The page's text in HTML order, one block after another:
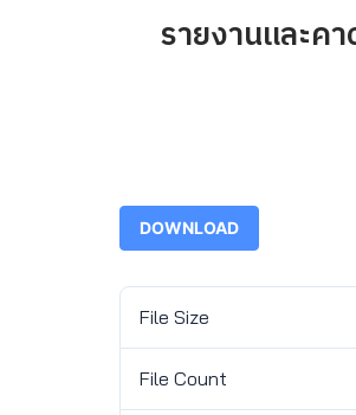
รายงานและค
DOWNLOAD
File Size
File Count